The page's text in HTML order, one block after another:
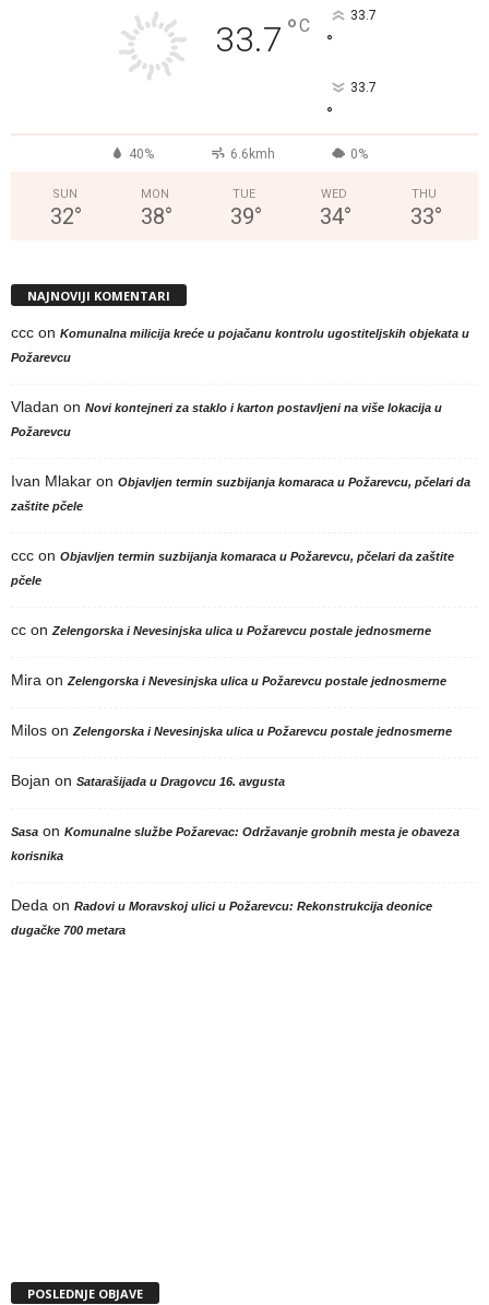
33.7 °C 33.7
°
33.7
°
40% 6.6kmh 0%
SUN
32°
MON
38°
TUE
39°
WED
34°
THU
33°
NAJNOVIJI KOMENTARI
ccc on Komunalna milicija kreće u pojačanu kontrolu ugostiteljskih objekata u
Požarevcu
Vladan on Novi kontejneri za staklo i karton postavljeni na više lokacija u
Požarevcu
Ivan Mlakar on Objavljen termin suzbijanja komaraca u Požarevcu, pčelari da
zaštite pčele
ccc on Objavljen termin suzbijanja komaraca u Požarevcu, pčelari da zaštite
pčele
cc on Zelengorska i Nevesinjska ulica u Požarevcu postale jednosmerne
Mira on Zelengorska i Nevesinjska ulica u Požarevcu postale jednosmerne
Milos on Zelengorska i Nevesinjska ulica u Požarevcu postale jednosmerne
Bojan on Satarašijada u Dragovcu 16. avgusta
Sasa on Komunalne službe Požarevac: Održavanje grobnih mesta je obaveza
korisnika
Deda on Radovi u Moravskoj ulici u Požarevcu: Rekonstrukcija deonice
dugačke 700 metara
POSLEDNJE OBJAVE